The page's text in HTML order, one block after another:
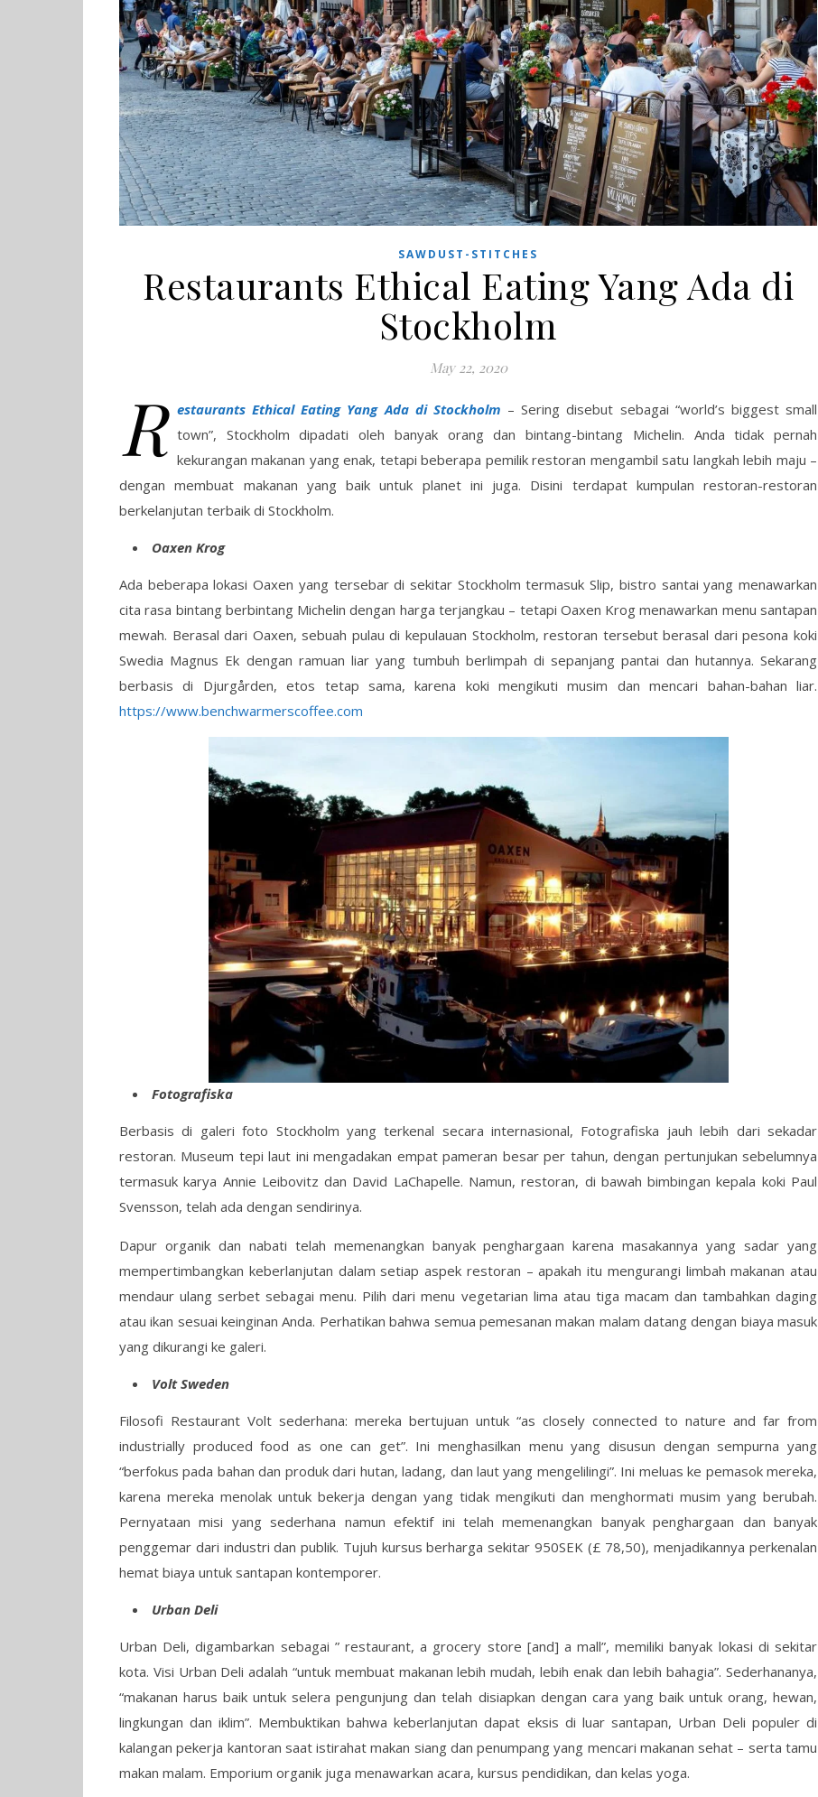
SAWDUST-STITCHES
Restaurants Ethical Eating Yang Ada di
Stockholm
May 22, 2020
R estaurants Ethical Eating Yang Ada di Stockholm – Sering disebut sebagai “world’s biggest small
town”, Stockholm dipadati oleh banyak orang dan bintang-bintang Michelin. Anda tidak pernah
kekurangan makanan yang enak, tetapi beberapa pemilik restoran mengambil satu langkah lebih maju –
dengan membuat makanan yang baik untuk planet ini juga. Disini terdapat kumpulan restoran-restoran
berkelanjutan terbaik di Stockholm.
Oaxen Krog
Ada beberapa lokasi Oaxen yang tersebar di sekitar Stockholm termasuk Slip, bistro santai yang menawarkan
cita rasa bintang berbintang Michelin dengan harga terjangkau – tetapi Oaxen Krog menawarkan menu santapan
mewah. Berasal dari Oaxen, sebuah pulau di kepulauan Stockholm, restoran tersebut berasal dari pesona koki
Swedia Magnus Ek dengan ramuan liar yang tumbuh berlimpah di sepanjang pantai dan hutannya. Sekarang
berbasis di Djurgården, etos tetap sama, karena koki mengikuti musim dan mencari bahan-bahan liar.
https://www.benchwarmerscoffee.com
Fotografiska
Berbasis di galeri foto Stockholm yang terkenal secara internasional, Fotografiska jauh lebih dari sekadar
restoran. Museum tepi laut ini mengadakan empat pameran besar per tahun, dengan pertunjukan sebelumnya
termasuk karya Annie Leibovitz dan David LaChapelle. Namun, restoran, di bawah bimbingan kepala koki Paul
Svensson, telah ada dengan sendirinya.
Dapur organik dan nabati telah memenangkan banyak penghargaan karena masakannya yang sadar yang
mempertimbangkan keberlanjutan dalam setiap aspek restoran – apakah itu mengurangi limbah makanan atau
mendaur ulang serbet sebagai menu. Pilih dari menu vegetarian lima atau tiga macam dan tambahkan daging
atau ikan sesuai keinginan Anda. Perhatikan bahwa semua pemesanan makan malam datang dengan biaya masuk
yang dikurangi ke galeri.
Volt Sweden
Filosofi Restaurant Volt sederhana: mereka bertujuan untuk “as closely connected to nature and far from
industrially produced food as one can get”. Ini menghasilkan menu yang disusun dengan sempurna yang
“berfokus pada bahan dan produk dari hutan, ladang, dan laut yang mengelilingi”. Ini meluas ke pemasok mereka,
karena mereka menolak untuk bekerja dengan yang tidak mengikuti dan menghormati musim yang berubah.
Pernyataan misi yang sederhana namun efektif ini telah memenangkan banyak penghargaan dan banyak
penggemar dari industri dan publik. Tujuh kursus berharga sekitar 950SEK (£ 78,50), menjadikannya perkenalan
hemat biaya untuk santapan kontemporer.
Urban Deli
Urban Deli, digambarkan sebagai ” restaurant, a grocery store [and] a mall”, memiliki banyak lokasi di sekitar
kota. Visi Urban Deli adalah “untuk membuat makanan lebih mudah, lebih enak dan lebih bahagia”. Sederhananya,
“makanan harus baik untuk selera pengunjung dan telah disiapkan dengan cara yang baik untuk orang, hewan,
lingkungan dan iklim”. Membuktikan bahwa keberlanjutan dapat eksis di luar santapan, Urban Deli populer di
kalangan pekerja kantoran saat istirahat makan siang dan penumpang yang mencari makanan sehat – serta tamu
makan malam. Emporium organik juga menawarkan acara, kursus pendidikan, dan kelas yoga.